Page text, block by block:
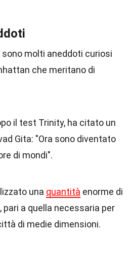
molti aneddoti curiosi
che meritano di
il test Trinity, ha citato un
Gita: "Ora sono diventato
di mondi".
una quantità enorme di
a quella necessaria per
di medie dimensioni.